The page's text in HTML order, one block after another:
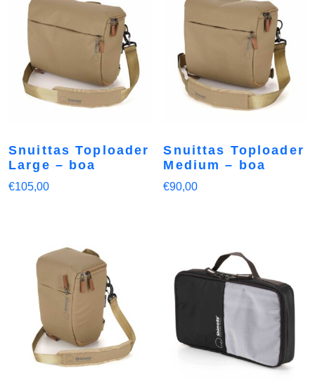
Snuittas Toploader
Large – boa
€105,00
Snuittas Toploader
Medium – boa
€90,00